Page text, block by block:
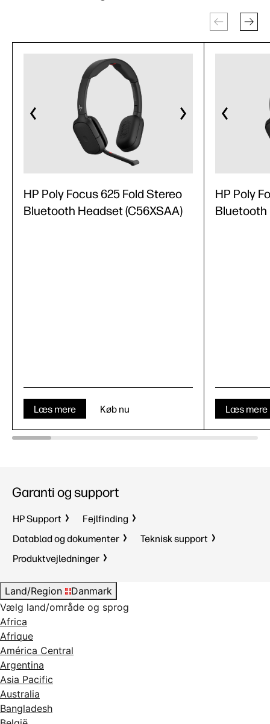
HP Poly Focus 625 Fold Stereo
Bluetooth Headset (C56XSAA)
Læs mere Køb nu
HP Poly
Bluetooth
Læs mere
Garanti og support
HP Support
Fejlfinding
Datablad og dokumenter
Teknisk support
Produktvejledninger
Land/Region
Danmark
Vælg land/område og sprog
Africa
Afrique
América Central
Argentina
Asia Pacific
Australia
Bangladesh